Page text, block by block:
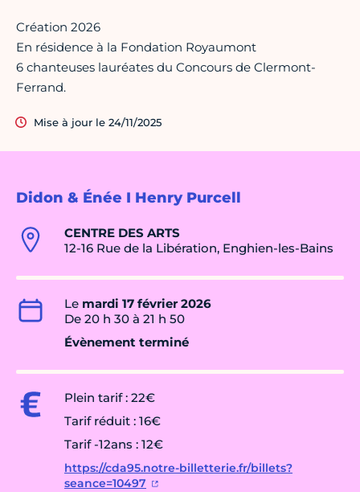
Didon & Énée I Henry Purcell
CENTRE DES ARTS
12-16 Rue de la Libération, Enghien-les-Bains
Le mardi 17 février 2026
De 20 h 30 à 21 h 50
Évènement terminé
Plein tarif : 22€
Tarif réduit : 16€
Tarif -12ans : 12€
https://cda95.notre-billetterie.fr/billets?
seance=10497
Création 2026
En résidence à la Fondation Royaumont
6 chanteuses lauréates du Concours de Clermont-
Ferrand.
Mise à jour le 24/11/2025